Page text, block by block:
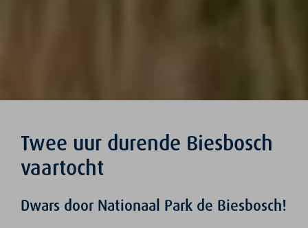
Twee uur durende Biesbosch
vaartocht
Dwars door Nationaal Park de Biesbosch!